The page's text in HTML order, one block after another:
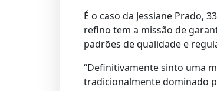
É o caso da Jessiane Prado,
refino tem a missão de
padrões de qualidade e
“Definitivamente sinto uma
tradicionalmente dominado